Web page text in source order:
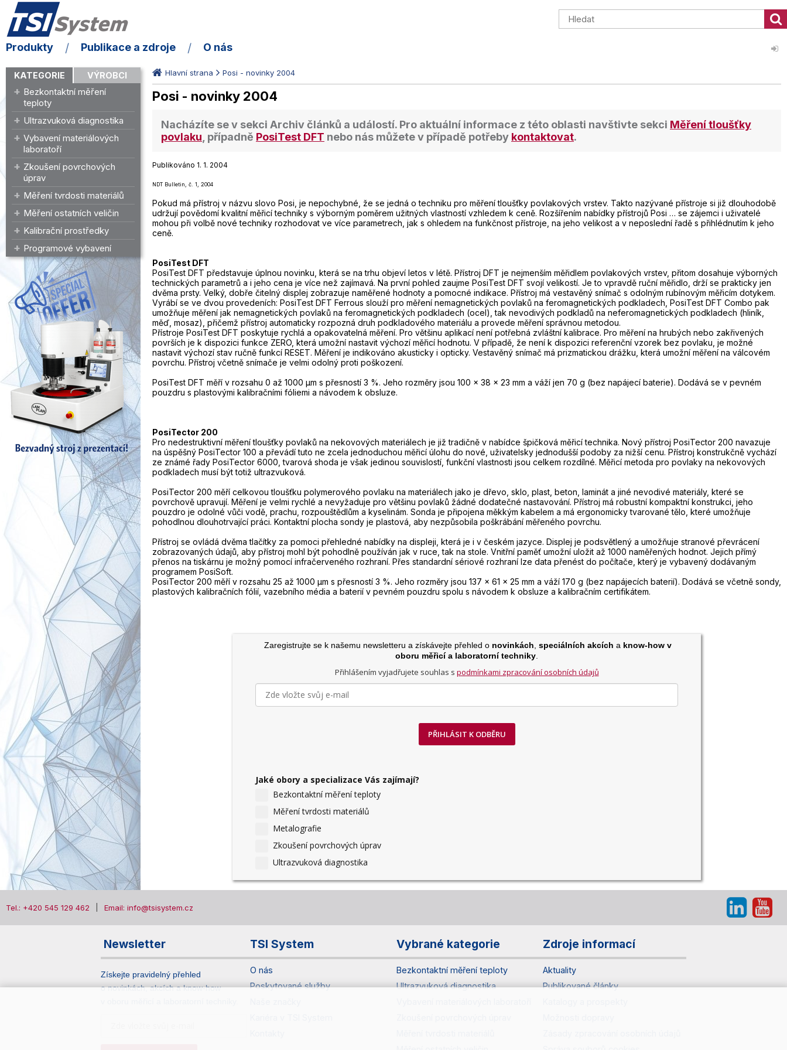
Produkty Publikace a zdroje O nás
KATEGORIE VÝROBCI
Bezkontaktní měření
teploty
Ultrazvuková diagnostika
Vybavení materiálových
laboratoří
Zkoušení povrchových
úprav
Měření tvrdosti materiálů
Měření ostatních veličin
Kalibrační prostředky
Programové vybavení
Hlavní strana Posi - novinky 2004
Posi - novinky 2004
Nacházíte se v sekci Archiv článků a událostí. Pro aktuální informace z této oblasti navštivte sekci Měření tloušťky
povlaku , případně PosiTest DFT nebo nás můžete v případě potřeby kontaktovat.
Publikováno 1. 1. 2004
NDT Bulletin, č. 1, 2004
Pokud má přístroj v názvu slovo Posi, je nepochybné, že se jedná o techniku pro měření tloušťky povlakových vrstev. Takto nazývané přístroje si již dlouhodobě
udržují povědomí kvalitní měřicí techniky s výborným poměrem užitných vlastností vzhledem k ceně. Rozšířením nabídky přístrojů Posi … se zájemci i uživatelé
mohou při volbě nové techniky rozhodovat ve více parametrech, jak s ohledem na funkčnost přístroje, na jeho velikost a v neposlední řadě s přihlédnutím k jeho
ceně.
PosiTest DFT
PosiTest DFT představuje úplnou novinku, která se na trhu objeví letos v létě. Přístroj DFT je nejmenším měřidlem povlakových vrstev, přitom dosahuje výborných
technických parametrů a i jeho cena je více než zajímavá. Na první pohled zaujme PosiTest DFT svojí velikostí. Je to vpravdě ruční měřidlo, drží se prakticky jen
dvěma prsty. Velký, dobře čitelný displej zobrazuje naměřené hodnoty a pomocné indikace. Přístroj má vestavěný snímač s odolným rubínovým měřicím dotykem.
Vyrábí se ve dvou provedeních: PosiTest DFT Ferrous slouží pro měření nemagnetických povlaků na feromagnetických podkladech, PosiTest DFT Combo pak
umožňuje měření jak nemagnetických povlaků na feromagnetických podkladech (ocel), tak nevodivých podkladů na neferomagnetických podkladech (hliník,
měď, mosaz), přičemž přístroj automaticky rozpozná druh podkladového materiálu a provede měření správnou metodou.
Přístroje PosiTest DFT poskytuje rychlá a opakovatelná měření. Pro většinu aplikací není potřebná zvláštní kalibrace. Pro měření na hrubých nebo zakřivených
površích je k dispozici funkce ZERO, která umožní nastavit výchozí měřicí hodnotu. V případě, že není k dispozici referenční vzorek bez povlaku, je možné
nastavit výchozí stav ručně funkcí RESET. Měření je indikováno akusticky i opticky. Vestavěný snímač má prizmatickou drážku, která umožní měření na válcovém
povrchu. Přístroj včetně snímače je velmi odolný proti poškození.
PosiTest DFT měří v rozsahu 0 až 1000 µm s přesností 3 %. Jeho rozměry jsou 100 x 38 x 23 mm a váží jen 70 g (bez napájecí baterie). Dodává se v pevném
pouzdru s plastovými kalibračními fóliemi a návodem k obsluze.
PosiTector 200
Pro nedestruktivní měření tloušťky povlaků na nekovových materiálech je již tradičně v nabídce špičková měřicí technika. Nový přístroj PosiTector 200 navazuje
na úspěšný PosiTector 100 a převádí tuto ne zcela jednoduchou měřicí úlohu do nové, uživatelsky jednodušší podoby za nižší cenu. Přístroj konstrukčně vychází
ze známé řady PosiTector 6000, tvarová shoda je však jedinou souvislostí, funkční vlastnosti jsou celkem rozdílné. Měřicí metoda pro povlaky na nekovových
podkladech musí být totiž ultrazvuková.
PosiTector 200 měří celkovou tloušťku polymerového povlaku na materiálech jako je dřevo, sklo, plast, beton, laminát a jiné nevodivé materiály, které se
povrchově upravují. Měření je velmi rychlé a nevyžaduje pro většinu povlaků žádné dodatečné nastavování. Přístroj má robustní kompaktní konstrukci, jeho
pouzdro je odolné vůči vodě, prachu, rozpouštědlům a kyselinám. Sonda je připojena měkkým kabelem a má ergonomicky tvarované tělo, které umožňuje
pohodlnou dlouhotrvající práci. Kontaktní plocha sondy je plastová, aby nezpůsobila poškrábání měřeného povrchu.
Přístroj se ovládá dvěma tlačítky za pomoci přehledné nabídky na displeji, která je i v českém jazyce. Displej je podsvětlený a umožňuje stranové převrácení
zobrazovaných údajů, aby přístroj mohl být pohodlně používán jak v ruce, tak na stole. Vnitřní paměť umožní uložit až 1000 naměřených hodnot. Jejich přímý
přenos na tiskárnu je možný pomocí infračerveného rozhraní. Přes standardní sériové rozhraní lze data přenést do počítače, který je vybavený dodávaným
programem PosiSoft.
PosiTector 200 měří v rozsahu 25 až 1000 µm s přesností 3 %. Jeho rozměry jsou 137 x 61 x 25 mm a váží 170 g (bez napájecích baterií). Dodává se včetně sondy,
plastových kalibračních fólií, vazebního média a baterií v pevném pouzdru spolu s návodem k obsluze a kalibračním certifikátem.
Zaregistrujte se k našemu newsletteru a získávejte přehled o novinkách speciálních akcích a know-how v
oboru měřicí a laboratorní techniky
Přihlášením vyjadřujete souhlas s podmínkami zpracování osobních údajů
PŘIHLÁSIT K ODBĚRU
Jaké obory a specializace Vás zajímají?
Bezkontaktní měření teploty
Měření tvrdosti materiálů
Metalografie
Zkoušení povrchových úprav
Ultrazvuková diagnostika
Tel.: +420 545 129 462 Email: info@tsisystem.cz
Newsletter
Získejte pravidelný přehled
o novinkách, akcích a know-how
TSI System
O nás
Poskytované služby
Vybrané kategorie
Bezkontaktní měření teploty
Ultrazvuková diagnostika
Zdroje informací
Aktuality
Publikované články